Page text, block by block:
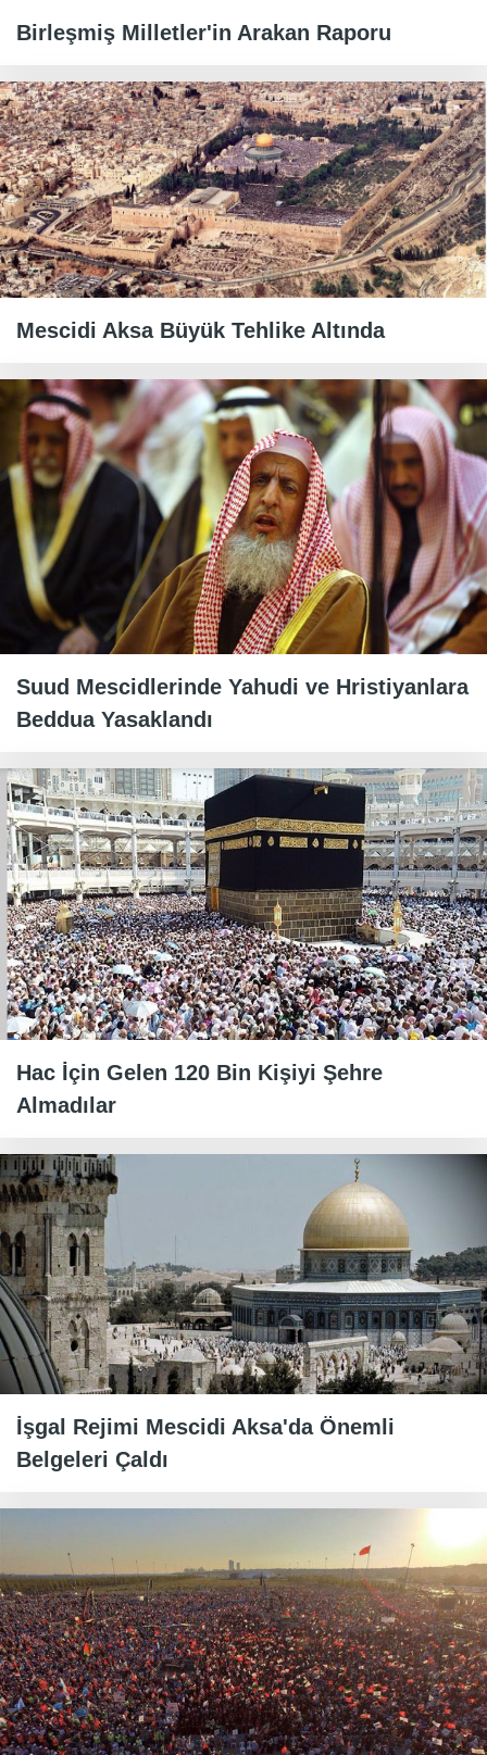
Birleşmiş Milletler'in Arakan Raporu
Mescidi Aksa Büyük Tehlike Altında
Suud Mescidlerinde Yahudi ve Hristiyanlara
Beddua Yasaklandı
Hac İçin Gelen 120 Bin Kişiyi Şehre
Almadılar
İşgal Rejimi Mescidi Aksa'da Önemli
Belgeleri Çaldı